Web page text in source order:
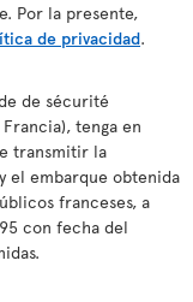
Por la presente,
de privacidad.
de sécurité
tenga en
transmitir la
el embarque obtenida
franceses, a
con fecha del